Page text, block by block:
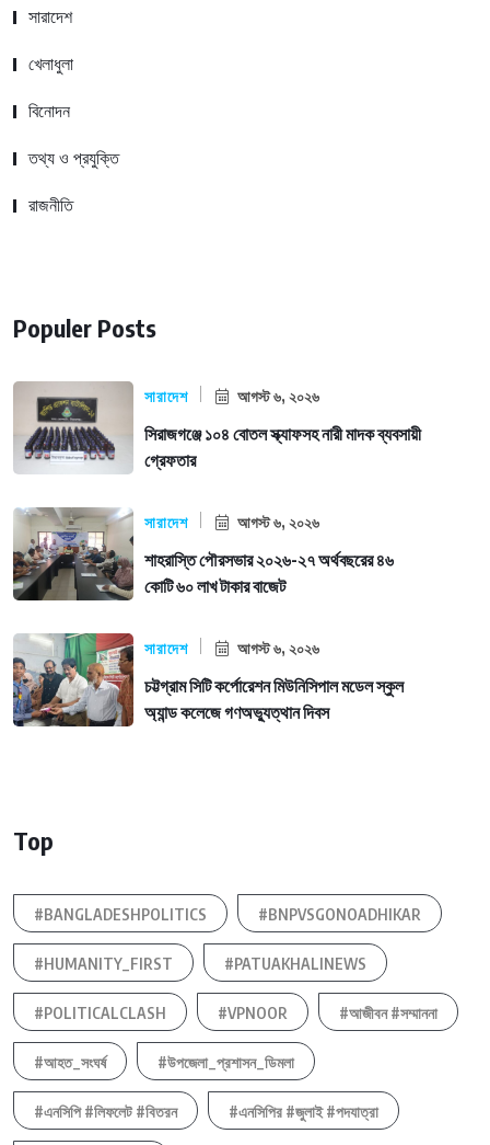
সারাদেশ
খেলাধুলা
বিনোদন
তথ্য ও প্রযুক্তি
রাজনীতি
Populer Posts
সারাদেশ আগস্ট ৬, ২০২৬
সিরাজগঞ্জে ১০৪ বোতল স্ক্যাফসহ নারী মাদক ব্যবসায়ী
গ্রেফতার
সারাদেশ আগস্ট ৬, ২০২৬
শাহরাস্তি পৌরসভার ২০২৬-২৭ অর্থবছরের ৪৬
কোটি ৬০ লাখ টাকার বাজেট
সারাদেশ আগস্ট ৬, ২০২৬
চট্টগ্রাম সিটি কর্পোরেশন মিউনিসিপাল মডেল স্কুল
অ্যান্ড কলেজে গণঅভ্যুত্থান দিবস
Top
#BANGLADESHPOLITICS #BNPVSGONOADHIKAR
#HUMANITY_FIRST #PATUAKHALINEWS
#POLITICALCLASH #VPNOOR #আজীবন #সম্মাননা
#আহত_সংঘর্ষ #উপজেলা_প্রশাসন_ডিমলা
#এনসিপি #লিফলেট #বিতরন #এনসিপির #জুলাই #পদযাত্রা